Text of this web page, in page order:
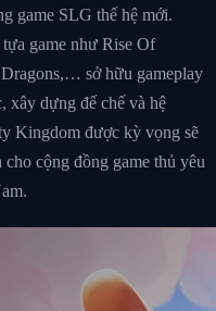
game SLG thế hệ mới.
game như Rise Of
sở hữu gameplay
xây dựng đế chế và hệ
Kingdom được kỳ vọng sẽ
cộng đồng game thủ yêu